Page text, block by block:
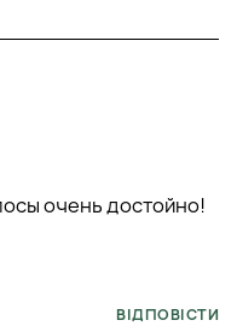
очень достойно!
ВІДПОВІСТИ